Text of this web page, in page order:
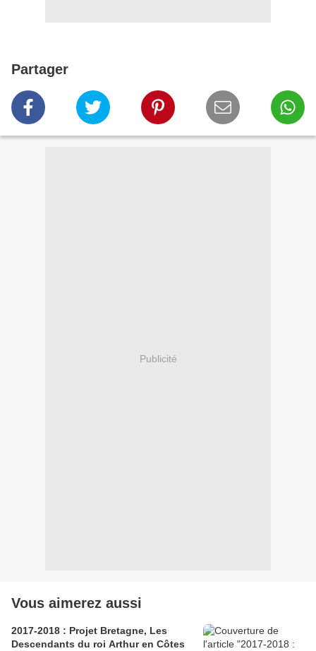
Partager
Publicité
Vous aimerez aussi
2017-2018 : Projet Bretagne, Les
Descendants du roi Arthur en Côtes